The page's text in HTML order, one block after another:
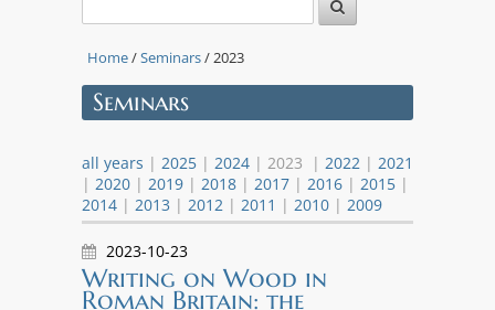
Home/Seminars/ 2023
Seminars
all years | 2025 | 2024 | 2023 | 2022 | 2021
| 2020 | 2019 | 2018 | 2017 | 2016 | 2015 |
2014 | 2013 | 2012 | 2011 | 2010 | 2009
2023-10-23
Writing on Wood in
Roman Britain: the